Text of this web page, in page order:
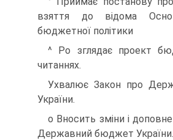
взяття до відома
бюджетної політики
^ Ро зглядає проект
читаннях.
Ухвалює Закон про
України.
о Вносить зміни і
Державний бюджет України.